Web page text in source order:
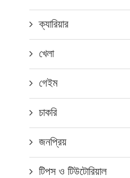
ক্যারিয়ার
খেলা
গেইম
চাকরি
জনপ্রিয়
টিপস ও টিউটোরিয়াল